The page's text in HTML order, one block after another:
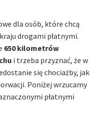
dla osób, które chcą
drogami płatnymi.
650 kilometrów
i trzeba przyznać, że w
się chociażby, jak
Poniżej wrzucamy
płatnymi